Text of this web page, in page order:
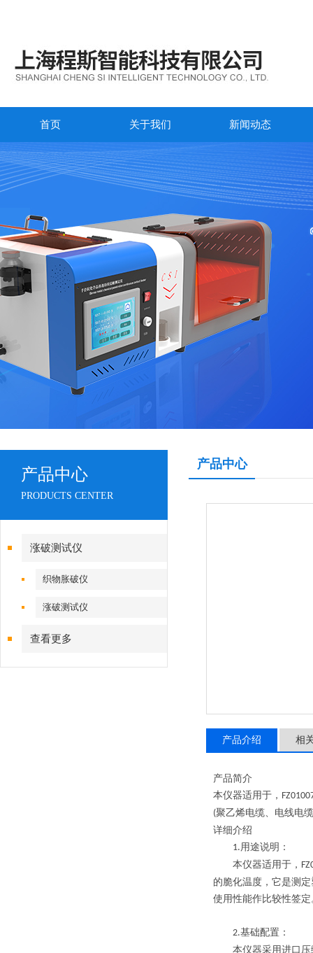
首页 关于我们 新闻动态
产品中心
PRODUCTS CENTER
涨破测试仪
织物胀破仪
涨破测试仪
查看更多
产品中心
产品介绍 相
产品简介
本仪器适用于，
(聚乙烯电缆、电线电
详细介绍
1.用途说明：
本仪器适用于，
的脆化温度，它是测
使用性能作比较性签
2.基础配置：
本仪器采用进口压缩